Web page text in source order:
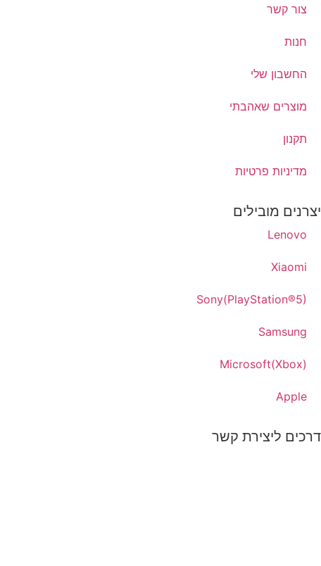
צור קשר
חנות
החשבון שלי
מוצרים שאהבתי
תקנון
מדיניות פרטיות
יצרנים מובילים
Lenovo
Xiaomi
Sony(PlayStation®5)
Samsung
Microsoft(Xbox)
Apple
דרכים ליצירת קשר